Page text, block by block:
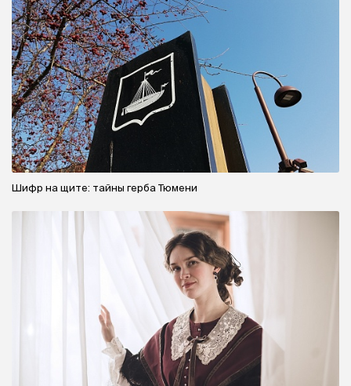
Шифр на щите: тайны герба Тюмени